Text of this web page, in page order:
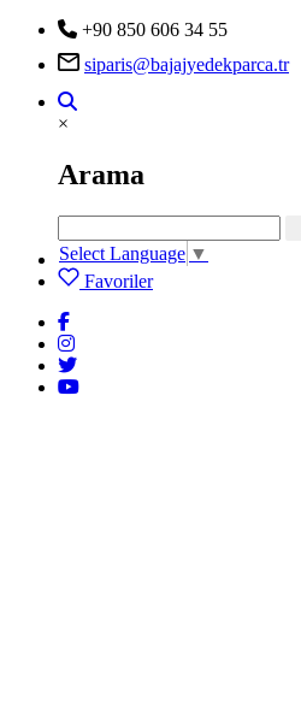
+90 850 606 34 55
siparis@bajajyedekparca.tr
×
Arama
Select Language ▼
Favoriler